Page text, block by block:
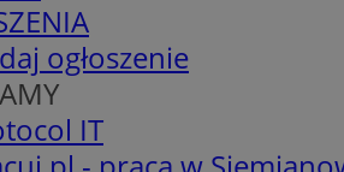
ogłoszenie
IT